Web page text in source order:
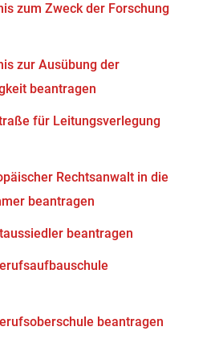
zum Zweck der Forschung
zur Ausübung der
beantragen
für Leitungsverlegung
Rechtsanwalt in die
beantragen
beantragen
beantragen